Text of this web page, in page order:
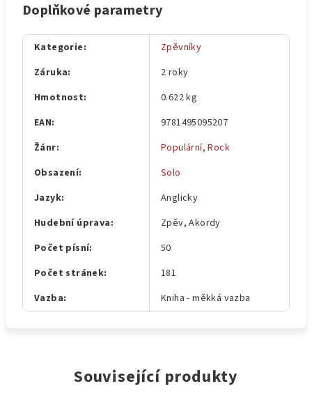
Doplňkové parametry
Kategorie:
Zpěvníky
Záruka:
2 roky
Hmotnost:
0.622 kg
EAN:
9781495095207
Žánr: Populární,Rock
Obsazení:
Solo
Jazyk:
Anglicky
Hudební úprava:
Zpěv, Akordy
Počet písní:
50
Počet stránek:
181
Vazba: Kniha - měkká vazba
Související produkty